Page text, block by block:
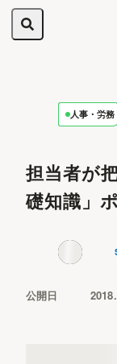
人事・労務
担当者が
礎知識」
公開日